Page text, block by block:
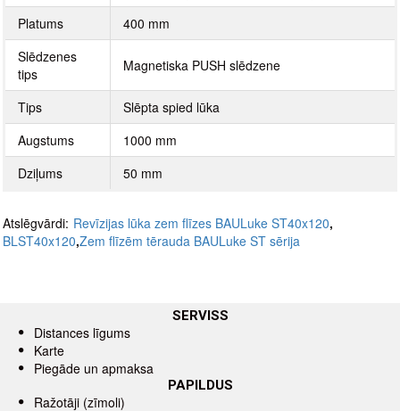
Platums
400 mm
Slēdzenes
tips
Magnetiska PUSH slēdzene
Tips
Slēpta spied lūka
Augstums
1000 mm
Dziļums
50 mm
Atslēgvārdi: Revīzijas lūka zem flīzes BAULuke ST40x120,
BLST40x120,Zem flīzēm tērauda BAULuke ST sērija
SERVISS
Distances līgums
Karte
Piegāde un apmaksa
PAPILDUS
Ražotāji (zīmoli)